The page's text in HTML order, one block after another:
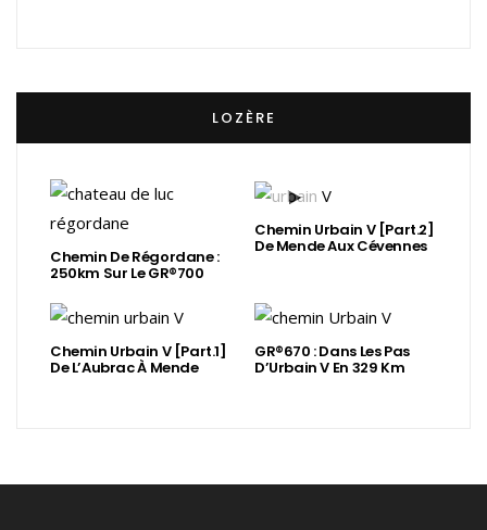
LOZÈRE
Chemin De Régordane :
250km Sur Le GR®700
Chemin Urbain V [Part.2]
De Mende Aux Cévennes
Chemin Urbain V [Part.1]
De L’Aubrac À Mende
GR®670 : Dans Les Pas
D’Urbain V En 329 Km